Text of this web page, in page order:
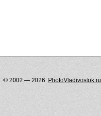
© 2002 — 2026 PhotoVladivostok.ru